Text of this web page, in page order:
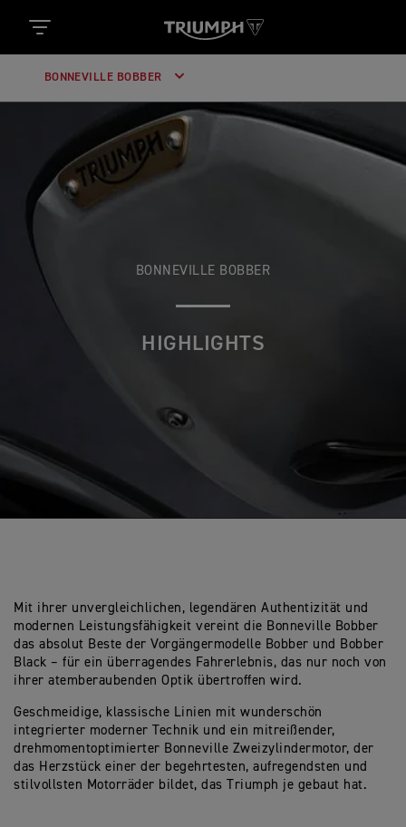
BONNEVILLE BOBBER
BONNEVILLE BOBBER
HIGHLIGHTS
Mit ihrer unvergleichlichen, legendären Authentizität und
modernen Leistungsfähigkeit vereint die Bonneville Bobber
das absolut Beste der Vorgängermodelle Bobber und Bobber
Black – für ein überragendes Fahrerlebnis, das nur noch von
ihrer atemberaubenden Optik übertroffen wird.
Geschmeidige, klassische Linien mit wunderschön
integrierter moderner Technik und ein mitreißender,
drehmomentoptimierter Bonneville Zweizylindermotor, der
das Herzstück einer der begehrtesten, aufregendsten und
stilvollsten Motorräder bildet, das Triumph je gebaut hat.